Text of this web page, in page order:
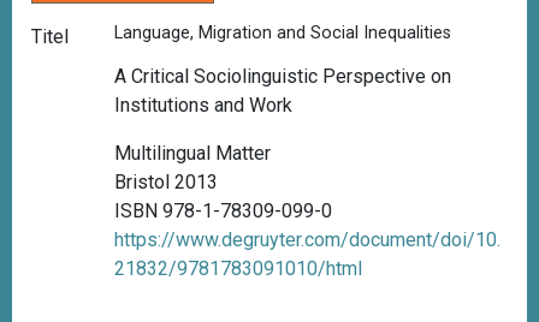
Titel Language, Migration and Social Inequalities
A Critical Sociolinguistic Perspective on
Institutions and Work
Multilingual Matter
Bristol 2013
ISBN 978-1-78309-099-0
https://www.degruyter.com/document/doi/10.
21832/9781783091010/html